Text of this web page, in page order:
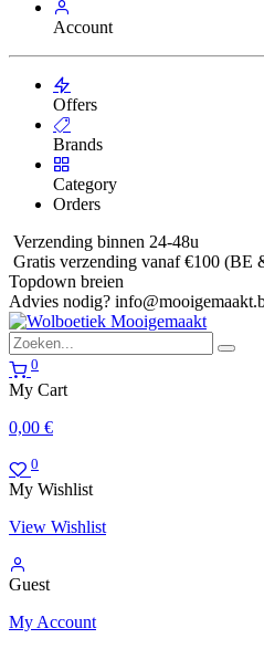
Account
Offers
Brands
Category
Orders
Verzending binnen 24-48u
Gratis verzending vanaf €100 (BE
Topdown breien
Advies nodig?
0
My Cart
0,00 €
0
My Wishlist
View Wishlist
Guest
My Account